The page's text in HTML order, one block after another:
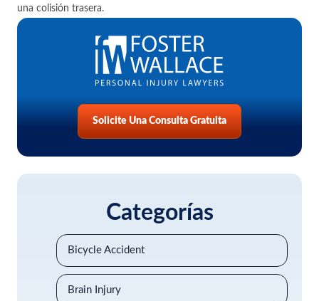
una colisión trasera.
Solicite Una Consulta Gratuita
Categorías
Bicycle Accident
Brain Injury